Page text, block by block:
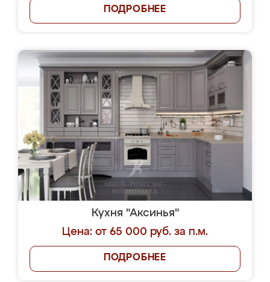
ПОДРОБНЕЕ
Кухня "Аксинья"
Цена: от 65 000 руб. за п.м.
ПОДРОБНЕЕ